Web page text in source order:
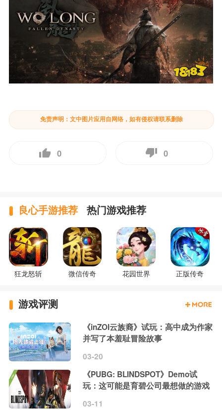
免责声明：文中图片应用自网络，如有侵权请联系删除
0 0
良心手游推荐 热门游戏推荐
狂龙怒斩 微信传奇 花园世界 正版传奇
游戏评测
《inZOI云族裔》试玩：高中成为作家
并写了本羞耻冒险故事
03-20
《PUBG: BLINDSPOT》Demo试
玩：这可能是育碧公司最想做的游戏
03-11